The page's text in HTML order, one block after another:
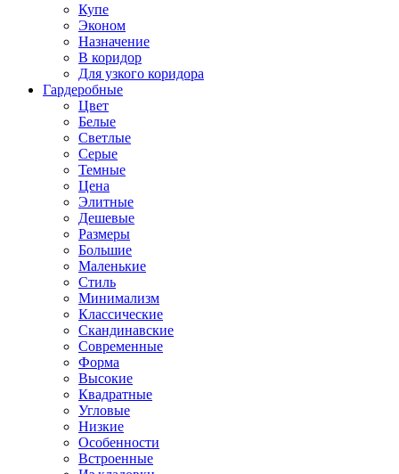
Купе
Эконом
Назначение
В коридор
Для узкого коридора
Гардеробные
Цвет
Белые
Светлые
Серые
Темные
Цена
Элитные
Дешевые
Размеры
Большие
Маленькие
Стиль
Минимализм
Классические
Скандинавские
Современные
Форма
Высокие
Квадратные
Угловые
Низкие
Особенности
Встроенные